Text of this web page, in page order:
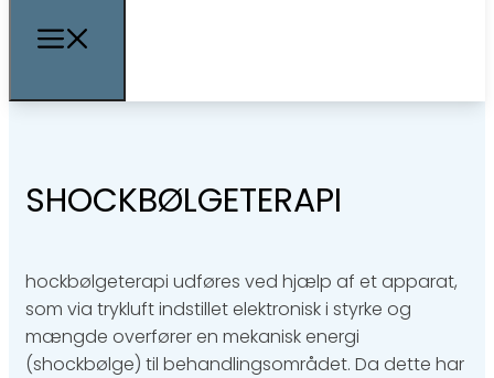
SHOCKBØLGETERAPI
hockbølgeterapi udføres ved hjælp af et apparat,
som via trykluft indstillet elektronisk i styrke og
mængde overfører en mekanisk energi
(shockbølge) til behandlingsområdet. Da dette har